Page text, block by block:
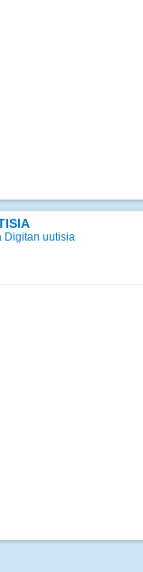
Digitan uutisia